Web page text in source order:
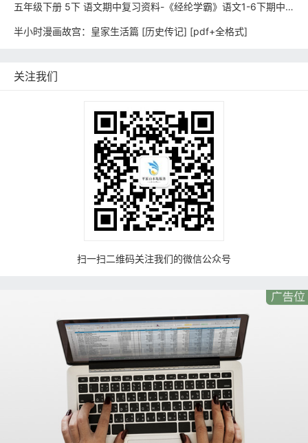
五年级下册 5下 语文期中复习资料-《经纶学霸》语文1-6下期中复习资料
半小时漫画故宫：皇家生活篇 [ 历史传记] [pdf+全格式]
关注我们
扫一扫二维码关注我们的微信公众号